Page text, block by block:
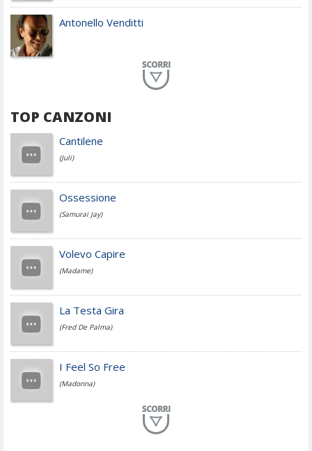
Antonello Venditti
Achille Lauro
Cesare Cremonini
Jovanotti
Fedez
Simone Cristicchi
TOP CANZONI
Cantilene
(Juli)
Ossessione
(Samurai Jay)
Volevo Capire
(Madame)
La Testa Gira
(Fred De Palma)
I Feel So Free
(Madonna)